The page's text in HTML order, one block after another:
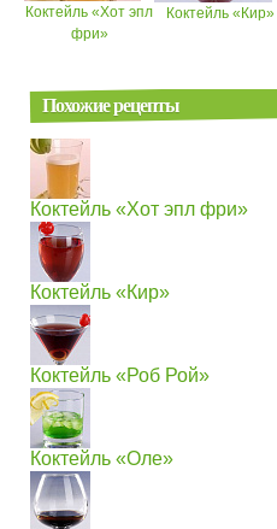
Коктейль «Хот эпл
фри»
Коктейль «Кир»
Похожие рецепты
Коктейль «Хот эпл фри»
Коктейль «Кир»
Коктейль «Роб Рой»
Коктейль «Оле»